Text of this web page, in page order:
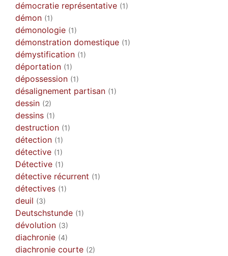
démocratie représentative (1)
démon (1)
démonologie (1)
démonstration domestique (1)
démystification (1)
déportation (1)
dépossession (1)
désalignement partisan (1)
dessin (2)
dessins (1)
destruction (1)
détection (1)
détective (1)
Détective (1)
détective récurrent (1)
détectives (1)
deuil (3)
Deutschstunde (1)
dévolution (3)
diachronie (4)
diachronie courte (2)